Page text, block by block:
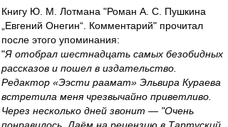
Книгу Ю. М. Лотмана "Роман А. С. Пушкина
„Евгений Онегин“. Комментарий" прочитал
после этого упоминания:
"Я отобрал шестнадцать самых безобидных
рассказов и пошел в издательство.
Редактор «Ээсти раамат» Эльвира Кураева
встретила меня чрезвычайно приветливо.
Через несколько дней звонит — "Очень